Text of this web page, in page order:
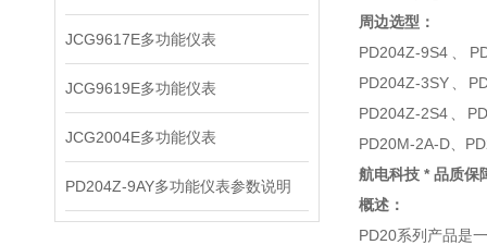
JCG9617E多功能仪表
JCG9619E多功能仪表
JCG2004E多功能仪表
PD204Z-9AY多功能仪表参数说明
周边选型：
PD204Z-9S4、
PD204Z-3SY、
PD204Z-2S4、
PD20M-2A-D、
航电科技 * 品质保
概述：
PD20系列产品是